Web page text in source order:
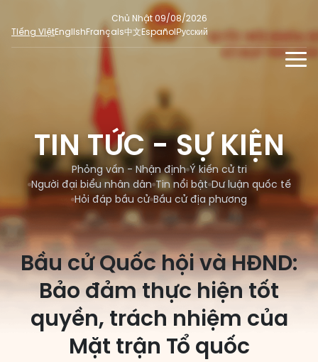
Chủ Nhật 09/08/2026
Tiếng ViệtEnglishFrançais中文EspañolРусский
TIN TỨC - SỰ KIỆN
Phỏng vấn - Nhận định
Ý kiến cử tri
Người đại biểu nhân dân
Tin nổi bật
Dư luận quốc tế
Hỏi đáp bầu cử
Bầu cử địa phương
ĐA PHƯƠNG TIỆN
Ảnh
E-magazine
Infographic
DÀNH CHO BÁO CHÍ
MẠNG XÃ HỘI
SỐ LIỆU BẦU CỬ
Cử tri tham gia bầu cử
Tổng số đại biểu quốc hội
Nữ đại biểu Quốc hội
Các đơn vị bầu cử
TIN TỨC - SỰ KIỆN
Phỏng vấn - Nhận định Ý kiến cử tri
Người đại biểu nhân dân Tin nổi bật Dư luận quốc tế
Hỏi đáp bầu cử Bầu cử địa phương
Bầu cử Quốc hội và HĐND:
Bảo đảm thực hiện tốt
quyền, trách nhiệm của
Mặt trận Tổ quốc